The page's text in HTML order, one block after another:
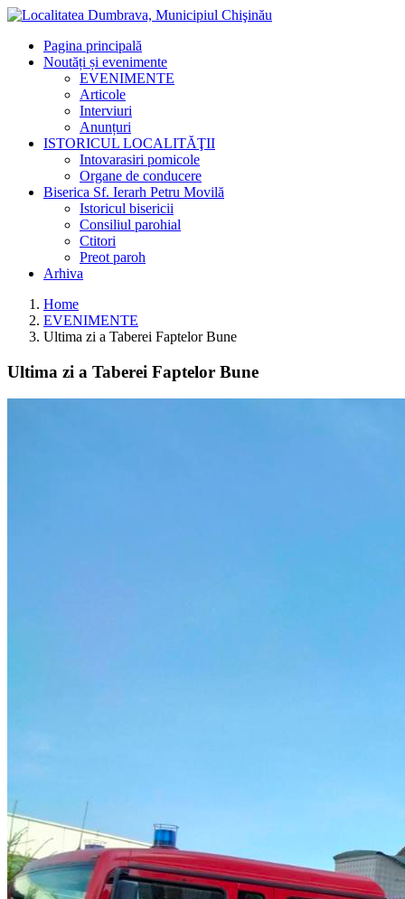
Pagina principală
Noutăți și evenimente
EVENIMENTE
Articole
Interviuri
Anunțuri
ISTORICUL LOCALITĂŢII
Intovarasiri pomicole
Organe de conducere
Biserica Sf. Ierarh Petru Movilă
Istoricul bisericii
Consiliul parohial
Ctitori
Preot paroh
Arhiva
Home
EVENIMENTE
Ultima zi a Taberei Faptelor Bune
Ultima zi a Taberei Faptelor Bune